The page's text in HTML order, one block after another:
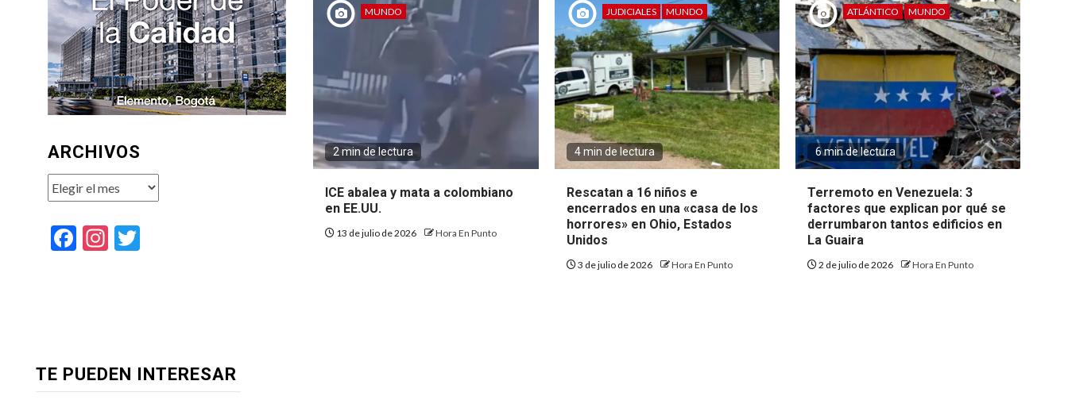
MUNDO
2 min de lectura
ICE abalea y mata a colombiano
en EE.UU.
13 de julio de 2026 Hora En Punto
JUDICIALES MUNDO
4 min de lectura
Rescatan a 16 niños e
encerrados en una «casa de los
horrores» en Ohio, Estados
Unidos
3 de julio de 2026 Hora En Punto
ATLÁNTICO MUNDO
6 min de lectura
Terremoto en Venezuela: 3
factores que explican por qué se
derrumbaron tantos edificios en
La Guaira
2 de julio de 2026 Hora En Punto
ARCHIVOS
Archivos
Facebook
Instagram
TE PUEDEN INTERESAR